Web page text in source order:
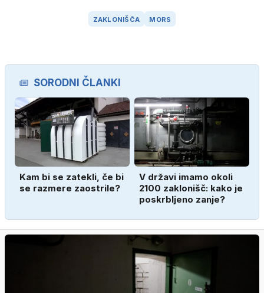
ZAKLONIŠČA MORS
SORODNI ČLANKI
Kam bi se zatekli, če bi
se razmere zaostrile?
V državi imamo okoli
2100 zaklonišč: kako je
poskrbljeno zanje?